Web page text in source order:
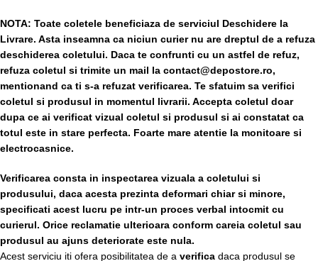
NOTA: Toate coletele beneficiaza de serviciul Deschidere la
Livrare. Asta inseamna ca niciun curier nu are dreptul de a refuza
deschiderea coletului. Daca te confrunti cu un astfel de refuz,
refuza coletul si trimite un mail la contact@depostore.ro,
mentionand ca ti s-a refuzat verificarea. Te sfatuim sa verifici
coletul si produsul in momentul livrarii. Accepta coletul doar
dupa ce ai verificat vizual coletul si produsul si ai constatat ca
totul este in stare perfecta. Foarte mare atentie la monitoare si
electrocasnice.
Verificarea consta in inspectarea vizuala a coletului si
produsului, daca acesta prezinta deformari chiar si minore,
specificati acest lucru pe intr-un proces verbal intocmit cu
curierul. Orice reclamatie ulterioara conform careia coletul sau
produsul au ajuns deteriorate este nula.
Acest serviciu iti ofera posibilitatea de a verifica daca produsul se